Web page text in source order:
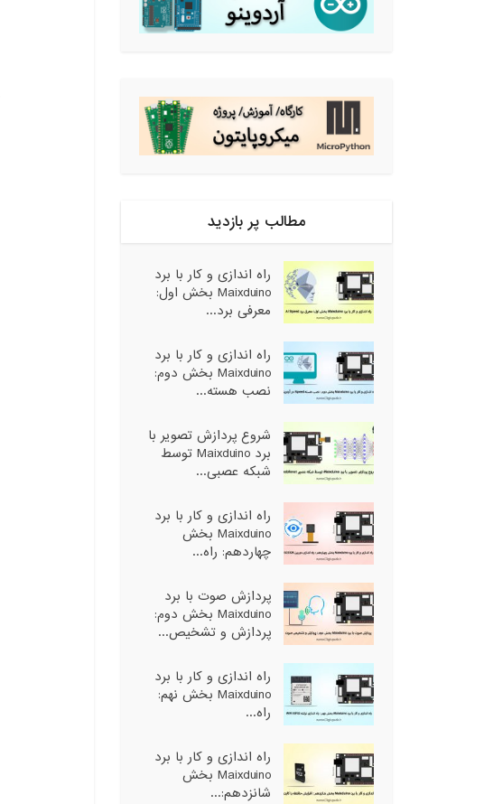
مطالب پر بازدید
راه اندازی و کار با برد
Maixduino بخش اول:
معرفی برد...
راه اندازی و کار با برد
Maixduino بخش دوم:
نصب هسته...
شروع پردازش تصویر با
برد Maixduino توسط
شبکه عصبی...
راه اندازی و کار با برد
Maixduino بخش
چهاردهم: راه...
پردازش صوت با برد
Maixduino بخش دوم:
پردازش و تشخیص...
راه اندازی و کار با برد
Maixduino بخش نهم:
راه...
راه اندازی و کار با برد
Maixduino بخش
شانزدهم:...